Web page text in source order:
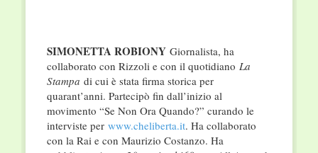
SIMONETTA ROBIONY Giornalista, ha
collaborato con Rizzoli e con il quotidiano La
Stampa di cui è stata firma storica per
quarant’anni. Partecipò fin dall’inizio al
movimento “Se Non Ora Quando?” curando le
interviste per www.cheliberta.it. Ha collaborato
con la Rai e con Maurizio Costanzo. Ha